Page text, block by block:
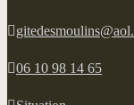
06 10 98 14 65